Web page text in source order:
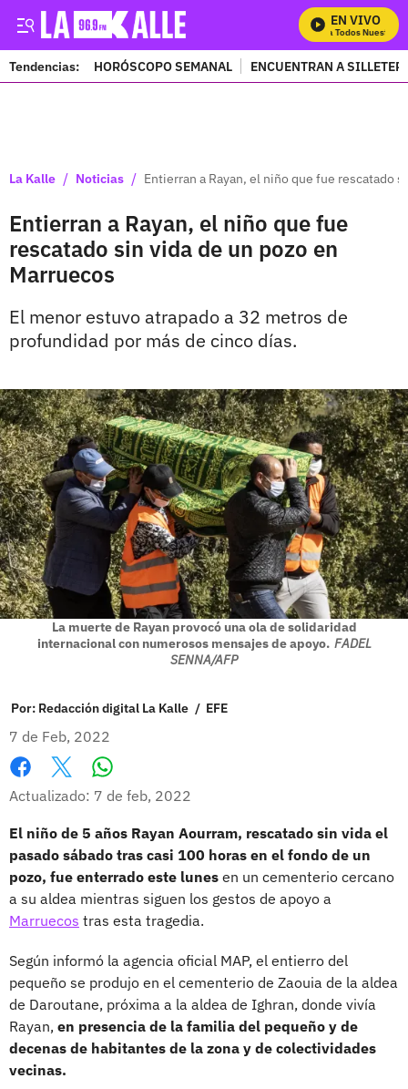
EN VIVO
Mira Todos Nuestros
Tendencias: HORÓSCOPO SEMANAL ENCUENTRAN A
La Kalle / Noticias / Entierran a Rayan, el niño que fue rescatado
Entierran a Rayan, el niño que fue
rescatado sin vida de un pozo en
Marruecos
El menor estuvo atrapado a 32 metros de
profundidad por más de cinco días.
La muerte de Rayan provocó una ola de solidaridad
internacional con numerosos mensajes de apoyo. FADEL
SENNA/AFP
Por: Redacción digital La Kalle / EFE
7 de Feb, 2022
Facebook
X
Actualizado: 7 de feb, 2022
El niño de 5 años Rayan Aourram, rescatado sin vida el
pasado sábado tras casi 100 horas en el fondo de un
pozo, fue enterrado este lunes en un cementerio cercano
a su aldea mientras siguen los gestos de apoyo a
Marruecos tras esta tragedia.
Según informó la agencia oficial MAP, el entierro del
pequeño se produjo en el cementerio de Zaouia de la aldea
de Daroutane, próxima a la aldea de Ighran, donde vivía
Rayan, en presencia de la familia del pequeño y de
decenas de habitantes de la zona y de colectividades
vecinas.